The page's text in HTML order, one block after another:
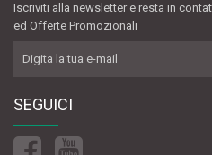
Iscriviti alla newsletter e resta in
ed Offerte Promozionali
SEGUICI